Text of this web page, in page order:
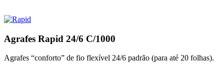
Agrafes Rapid 24/6 C/1000
Agrafes “conforto” de fio flexível 24/6 padrão (para até 20 folhas).